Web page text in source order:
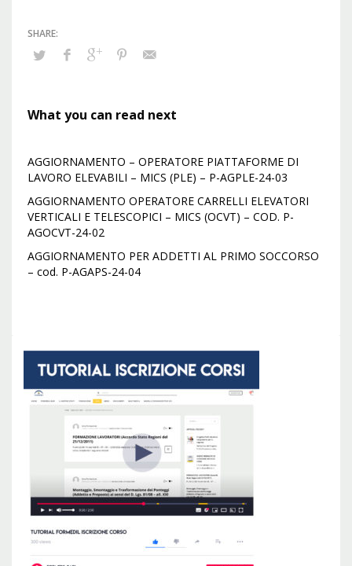
What you can read next
AGGIORNAMENTO – OPERATORE PIATTAFORME DI
LAVORO ELEVABILI – MICS (PLE) – P-AGPLE-24-03
AGGIORNAMENTO OPERATORE CARRELLI ELEVATORI
VERTICALI E TELESCOPICI – MICS (OCVT) – COD. P-
AGOCVT-24-02
AGGIORNAMENTO PER ADDETTI AL PRIMO SOCCORSO
– cod. P-AGAPS-24-04